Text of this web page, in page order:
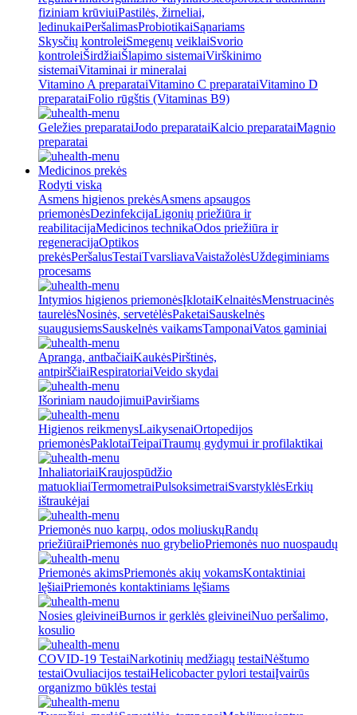
fiziniam krūviuiPastilės, žirneliai,
ledinukaiPeršalimasProbiotikaiSąnariams
Skysčių kontroleiSmegenų veiklaiSvorio
kontroleiŠirdžiaiŠlapimo sistemaiVirškinimo
sistemaiVitaminai ir mineralai
Vitamino A preparataiVitamino C preparataiVitamino D
preparataiFolio rūgštis (Vitaminas B9)
Geležies preparataiJodo preparataiKalcio preparataiMagnio
preparatai
Medicinos prekės
Rodyti viską
Asmens higienos prekėsAsmens apsaugos
priemonėsDezinfekcijaLigonių priežiūra ir
reabilitacijaMedicinos technikaOdos priežiūra ir
regeneracijaOptikos
prekėsPeršalusTestaiTvarsliavaVaistažolėsUždegiminiams
procesams
Intymios higienos priemonėsĮklotaiKelnaitėsMenstruacinės
taurelėsNosinės, servetėlėsPaketaiSauskelnės
suaugusiemsSauskelnės vaikamsTamponaiVatos gaminiai
Apranga, antbačiaiKaukėsPirštinės,
antpirščiaiRespiratoriaiVeido skydai
Išoriniam naudojimuiPaviršiams
Higienos reikmenysLaikysenaiOrtopedijos
priemonėsPaklotaiTeipaiTraumų gydymui ir profilaktikai
InhaliatoriaiKraujospūdžio
matuokliaiTermometraiPulsoksimetraiSvarstyklėsErkių
ištraukėjai
Priemonės nuo karpų, odos moliuskųRandų
priežiūraiPriemonės nuo grybelioPriemonės nuo nuospaudų
Priemonės akimsPriemonės akių vokamsKontaktiniai
lęšiaiPriemonės kontaktiniams lęšiams
Nosies gleivineiBurnos ir gerklės gleivineiNuo peršalimo,
kosulio
COVID-19 TestaiNarkotinių medžiagų testaiNėštumo
testaiOvuliacijos testaiHelicobacter pylori testaiĮvairūs
organizmo būklės testai